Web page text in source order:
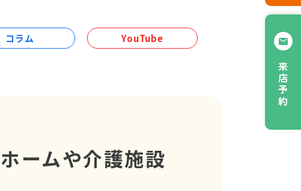
来店予約
コラム YouTube
ームや介護施設